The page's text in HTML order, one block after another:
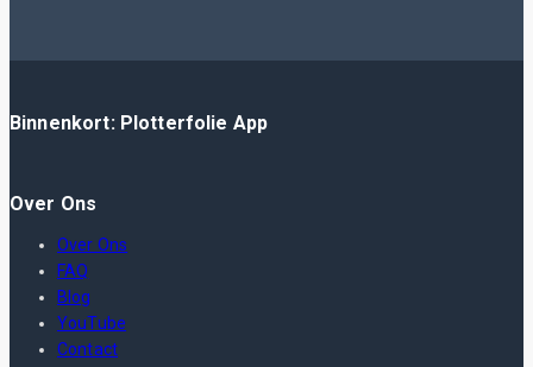
Binnenkort: Plotterfolie App
Over Ons
Over Ons
FAQ
Blog
YouTube
Contact